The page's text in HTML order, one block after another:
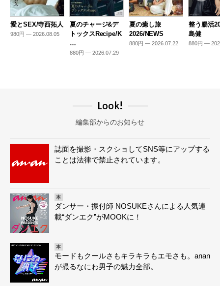
愛とSEX/寺西拓人
980円 — 2026.08.05
夏のチャージ&デ
トックスRecipe/K
…
880円 — 2026.07.29
夏の癒し旅
2026/NEWS
880円 — 2026.07.22
整う腸活
島健
880円 —
Look!
編集部からのお知らせ
誌面を撮影・スクショしてSNS等にアップする
ことは法律で禁止されています。
本
ダンサー・振付師 NOSUKEさんによる人気連
載“ダンエク”がMOOKに！
本
モードもクールさもキラキラもエモさも。anan
が撮るなにわ男子の魅力全部。